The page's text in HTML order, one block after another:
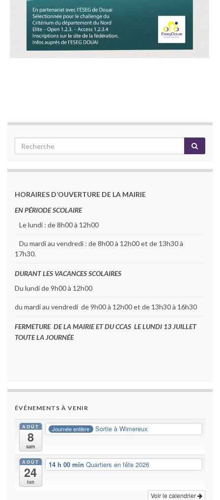
HORAIRES D’OUVERTURE DE LA MAIRIE
EN PÉRIODE SCOLAIRE
Le lundi : de 8h00 à 12h00
Du mardi au vendredi : de 8h00 à 12h00 et de 13h30 à
17h30.
DURANT LES VACANCES SCOLAIRES
Du lundi de 9h00 à 12h00
du mardi au vendredi de 9h00 à 12h00 et de 13h30 à 16h30
FERMETURE DE LA MAIRIE ET DU CCAS LE LUNDI 13 JUILLET
TOUTE LA JOURNÉE
ÉVÉNEMENTS À VENIR
AOÛT
8
sam
Journée entière Sortie à Wimereux
AOÛT
24
lun
14 h 00 min Quartiers en fête 2026
Voir le calendrier